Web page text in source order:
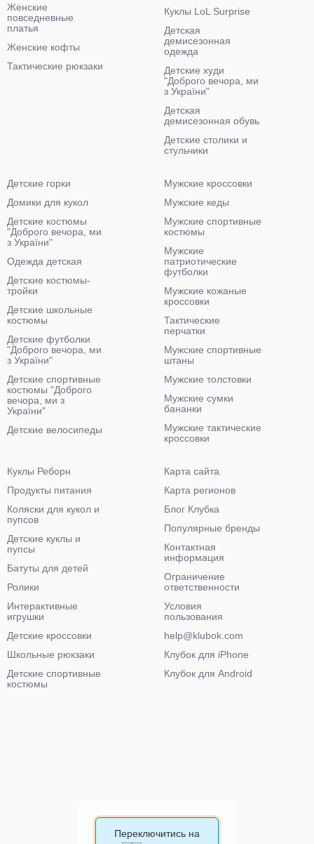
Женские
повседневные
платья
Женские кофты
Тактические рюкзаки
Куклы LoL Surprise
Детская
демисезонная
одежда
Детские худи
"Доброго вечора, ми
з України"
Детская
демисезонная обувь
Детские столики и
стульчики
Детские горки
Домики для кукол
Детские костюмы
"Доброго вечора, ми
з України"
Одежда детская
Детские костюмы-
тройки
Детские школьные
костюмы
Детские футболки
"Доброго вечора, ми
з України"
Детские спортивные
костюмы "Доброго
вечора, ми з
України"
Детские велосипеды
Мужские кроссовки
Мужские кеды
Мужские спортивные
костюмы
Мужские
патриотические
футболки
Мужские кожаные
кроссовки
Тактические
перчатки
Мужские спортивные
штаны
Мужские толстовки
Мужские сумки
бананки
Мужские тактические
кроссовки
Куклы Реборн
Продукты питания
Коляски для кукол и
пупсов
Детские куклы и
пупсы
Батуты для детей
Ролики
Интерактивные
игрушки
Детские кроссовки
Школьные рюкзаки
Детские спортивные
костюмы
Карта сайта
Карта регионов
Блог Клубка
Популярные бренды
Контактная
информация
Ограничение
ответственности
Условия
пользования
help@klubok.com
Клубок для iPhone
Клубок для Android
Переключитись на